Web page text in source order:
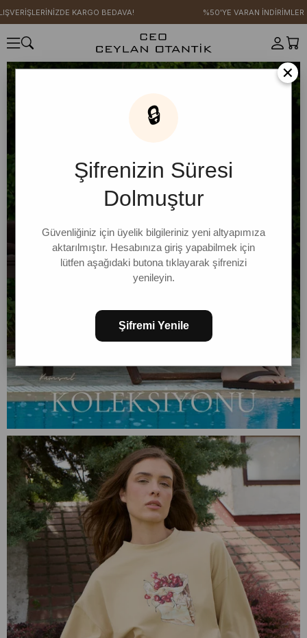
KARGO BEDAVA! %50'YE VARAN İNDİRİMLER
×
🔒
Şifrenizin Süresi
Dolmuştur
Güvenliğiniz için üyelik bilgileriniz yeni altyapımıza
aktarılmıştır. Hesabınıza giriş yapabilmek için
lütfen aşağıdaki butona tıklayarak şifrenizi
yenileyin.
Şifremi Yenile